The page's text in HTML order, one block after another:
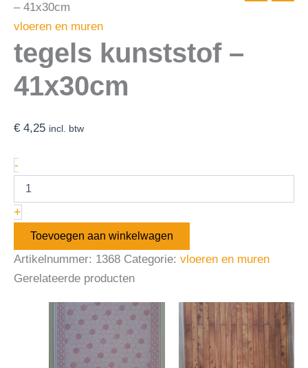
– 41x30cm
vloeren en muren
tegels kunststof –
41x30cm
€ 4,25 incl. btw
-
+
Toevoegen aan winkelwagen
Artikelnummer: 1368 Categorie: vloeren en muren
Gerelateerde producten